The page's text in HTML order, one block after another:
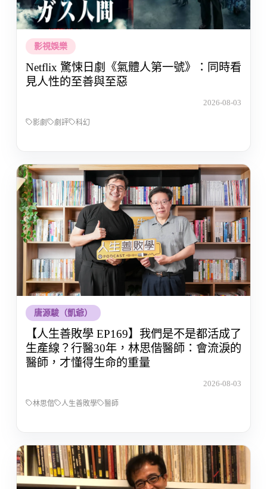
影視娛樂
Netflix 驚悚日劇《氣體人第一號》：同時看
見人性的至善與至惡
2026-08-03
影劇 劇評 科幻
唐源駿（凱爺）
【人生善敗學 EP169】我們是不是都活成了
生產線？行醫30年，林思偕醫師：會流淚的
醫師，才懂得生命的重量
2026-08-03
林思偕 人生善敗學 醫師